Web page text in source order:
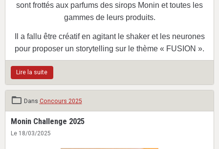
sont frottés aux parfums des sirops Monin et toutes les
gammes de leurs produits.
Il a fallu être créatif en agitant le shaker et les neurones
pour proposer un storytelling sur le thème « FUSION ».
Lire la suite
Dans Concours 2025
Monin Challenge 2025
Le 18/03/2025